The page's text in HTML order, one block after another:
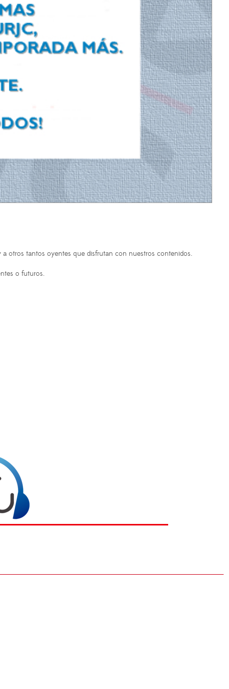
otros tantos oyentes que disfrutan con nuestros contenidos.
o futuros.